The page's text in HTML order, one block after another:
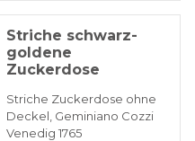
Striche schwarz-
goldene
Zuckerdose
Striche Zuckerdose ohne
Deckel, Geminiano Cozzi
Venedig 1765